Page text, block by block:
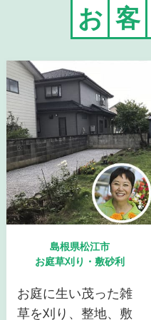
お 客
島根県松江市
お庭草刈り・敷砂利
お庭に生い茂った雑
草を刈り、整地、敷